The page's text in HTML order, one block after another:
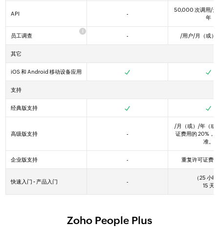
API -
50,000 次调用/天
年
员工调查 - /用户/月 （或）
其它
iOS 和 Android 移动设备应用
Yes Yes Yes
支持
经典版支持 Yes Yes
高级版支持 -
/月 （或） /年（或
证费用的 20%，
准。
企业版支持 - 重复许可证费
快速入门 - 产品入门 -
（25 小
15 天
Zoho People Plus